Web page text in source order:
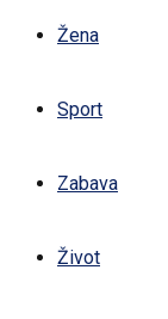
Žena
Sport
Zabava
Život